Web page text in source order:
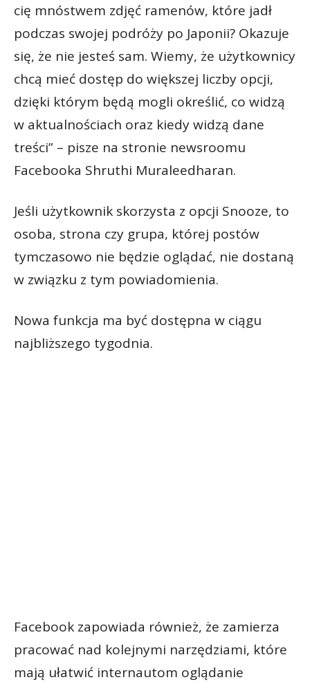
cię mnóstwem zdjęć ramenów, które jadł
podczas swojej podróży po Japonii? Okazuje
się, że nie jesteś sam. Wiemy, że użytkownicy
chcą mieć dostęp do większej liczby opcji,
dzięki którym będą mogli określić, co widzą
w aktualnościach oraz kiedy widzą dane
treści” – pisze na stronie newsroomu
Facebooka Shruthi Muraleedharan.
Jeśli użytkownik skorzysta z opcji Snooze, to
osoba, strona czy grupa, której postów
tymczasowo nie będzie oglądać, nie dostaną
w związku z tym powiadomienia.
Nowa funkcja ma być dostępna w ciągu
najbliższego tygodnia.
Facebook zapowiada również, że zamierza
pracować nad kolejnymi narzędziami, które
mają ułatwić internautom oglądanie